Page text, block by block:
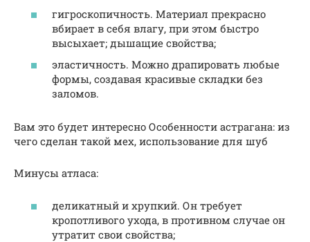
гигроскопичность. Материал прекрасно
вбирает в себя влагу, при этом быстро
высыхает; дышащие свойства;
эластичность. Можно драпировать любые
формы, создавая красивые складки без
заломов.
Вам это будет интересно Особенности астрагана: из
чего сделан такой мех, использование для шуб
Минусы атласа:
деликатный и хрупкий. Он требует
кропотливого ухода, в противном случае он
утратит свои свойства;